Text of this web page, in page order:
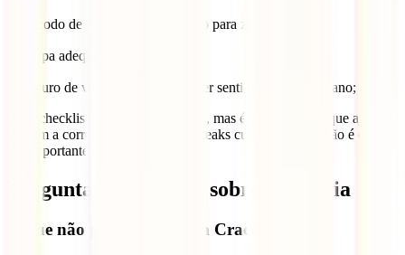
✔ método de pagamento preparado para złoty;
✔ roupa adequada à época;
✔ seguro de viagem tratado, se fizer sentido para o teu plano;
Uma checklist destas parece básica, mas é exatamente o que ajuda a
viagem a correr melhor. Em city breaks curtos, organização é quase
tão importante como o destino.
Perguntas frequentes sobre Cracóvia
O que não posso perder em Cracóvia?